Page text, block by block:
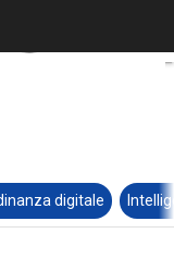
digitale